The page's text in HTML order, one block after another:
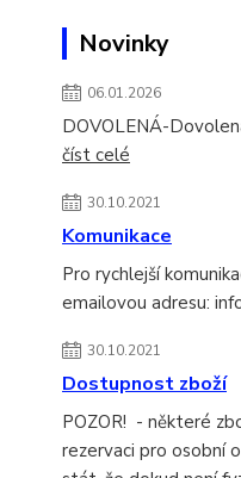
Novinky
06.01.2026
DOVOLENÁ-
číst celé
30.10.2021
Komunikace
Pro rychlejší
emailovou adresu:
30.10.2021
Dostupnost zboží
POZOR! - některé
rezervaci pro osobní